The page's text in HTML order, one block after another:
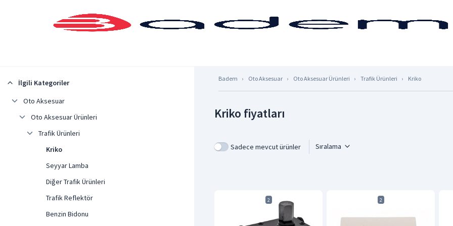
İlgili Kategoriler
Oto Aksesuar
Oto Aksesuar Ürünleri
Trafik Ürünleri
Kriko
Seyyar Lamba
Diğer Trafik Ürünleri
Trafik Reflektör
Benzin Bidonu
Badem Oto Aksesuar Oto Aksesuar Ürünleri Trafik Ürünleri Kriko
Kriko fiyatları
Sadece mevcut ürünler Sıralama
2 2